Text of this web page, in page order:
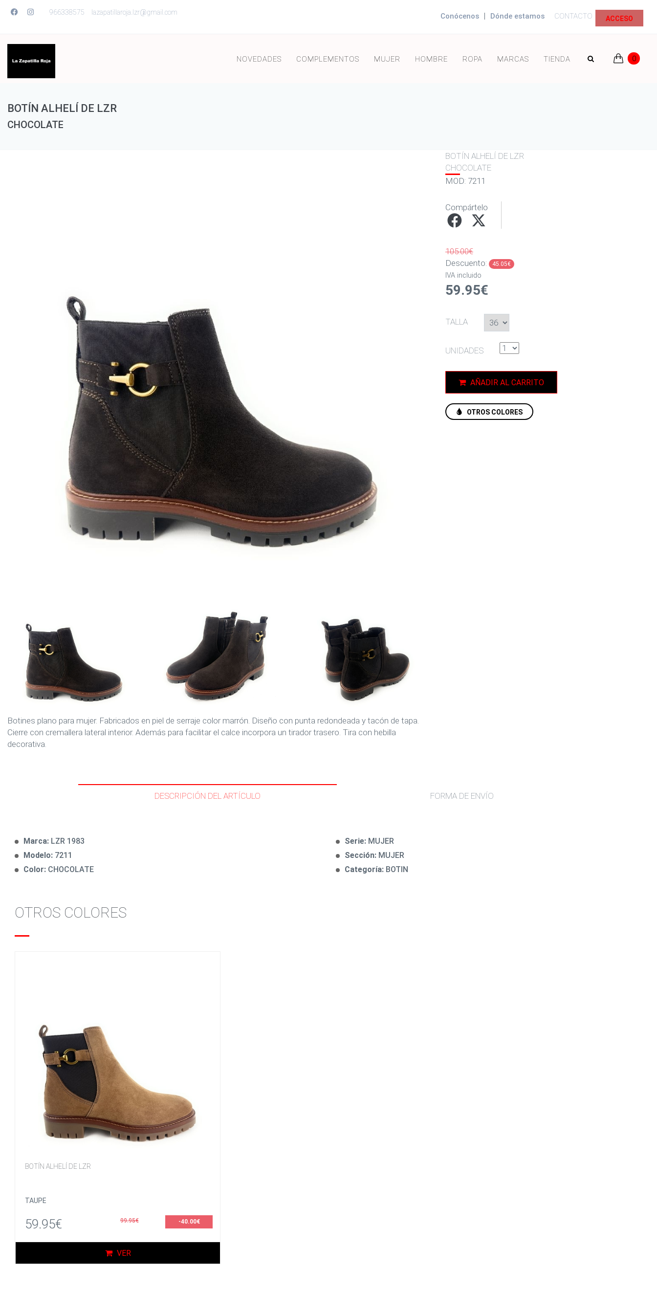
966338575 lazapatillaroja.lzr@gmail.com Conócenos | Dónde estamos CONTACTO ACCESO
NOVEDADES COMPLEMENTOS MUJER HOMBRE ROPA MARCAS TIENDA 0
BOTÍN ALHELÍ DE LZR
CHOCOLATE
Botines plano para mujer. Fabricados en piel de serraje color marrón. Diseño con punta redondeada y tacón de tapa.
Cierre con cremallera lateral interior. Además para facilitar el calce incorpora un tirador trasero. Tira con hebilla
decorativa.
BOTÍN ALHELÍ DE LZR
CHOCOLATE
MOD: 7211
Compártelo
105.00€
Descuento:
45.05€
IVA incluido
59.95€
TALLA
UNIDADES
AÑADIR AL CARRITO
OTROS COLORES
DESCRIPCIÓN DEL ARTÍCULO FORMA DE ENVÍO
Marca: LZR 1983
Modelo: 7211
Color: CHOCOLATE
Serie: MUJER
Sección: MUJER
Categoría: BOTIN
OTROS COLORES
BOTÍN ALHELÍ DE LZR
TAUPE
59.95€ 99.95€ -40.00€
VER